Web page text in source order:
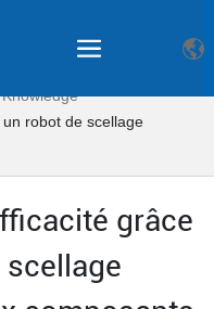
Knowledge
robot de scellage
grâce